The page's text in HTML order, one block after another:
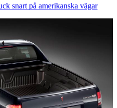
snart på amerikanska vägar